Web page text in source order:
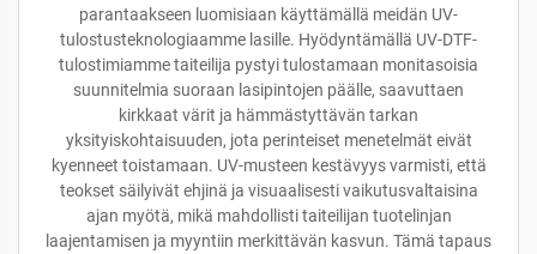
parantaakseen luomisiaan käyttämällä meidän UV-
tulostusteknologiaamme lasille. Hyödyntämällä UV-DTF-
tulostimiamme taiteilija pystyi tulostamaan monitasoisia
suunnitelmia suoraan lasipintojen päälle, saavuttaen
kirkkaat värit ja hämmästyttävän tarkan
yksityiskohtaisuuden, jota perinteiset menetelmät eivät
kyenneet toistamaan. UV-musteen kestävyys varmisti, että
teokset säilyivät ehjinä ja visuaalisesti vaikutusvaltaisina
ajan myötä, mikä mahdollisti taiteilijan tuotelinjan
laajentamisen ja myyntiin merkittävän kasvun. Tämä tapaus